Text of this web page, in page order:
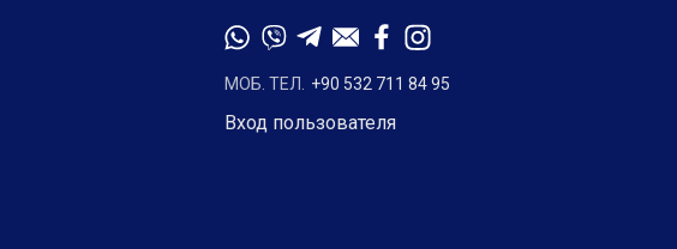
МОБ. ТЕЛ. +90 532 711 84 95
Вход пользователя